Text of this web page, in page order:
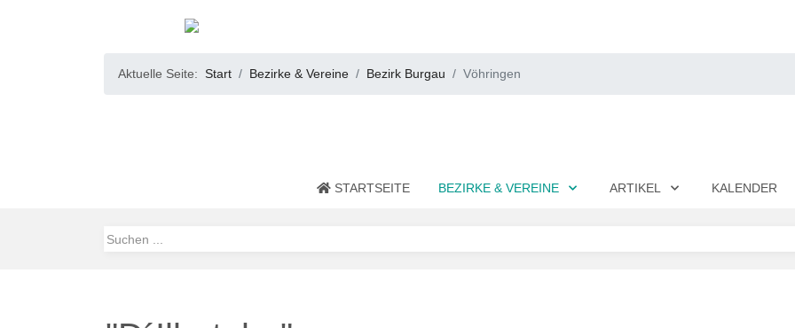
Aktuelle Seite: Start Bezirke & Vereine Bezirk Burgau Vöhringen
STARTSEITE BEZIRKE & VEREINE ARTIKEL KALENDER